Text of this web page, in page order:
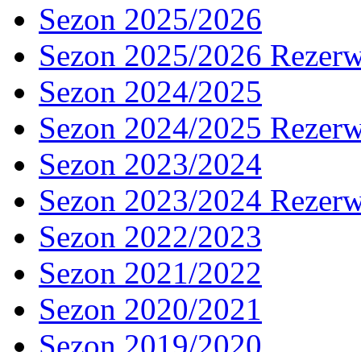
Sezon 2025/2026
Sezon 2025/2026
Sezon 2024/2025
Sezon 2024/2025
Sezon 2023/2024
Sezon 2023/2024
Sezon 2022/2023
Sezon 2021/2022
Sezon 2020/2021